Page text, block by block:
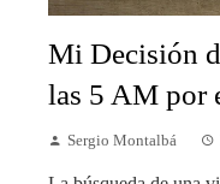
Mi Decisión
las 5 AM por
Sergio Montalbá